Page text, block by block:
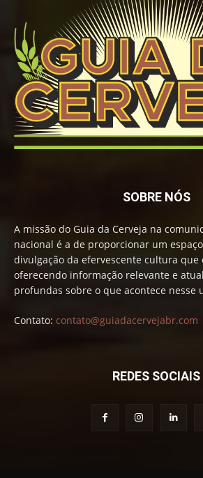
SOBRE NÓS
A missão do Guia da Cerveja na
nacional é a de proporcionar um
divulgação da efervescente cultura que
oferecendo informação relevante e
profundas sobre o que acontece nesse
Contato: contato@guiadacervejabr.com
REDES SOCIAIS